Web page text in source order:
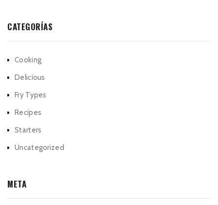
CATEGORÍAS
Cooking
Delicious
Fry Types
Recipes
Starters
Uncategorized
META